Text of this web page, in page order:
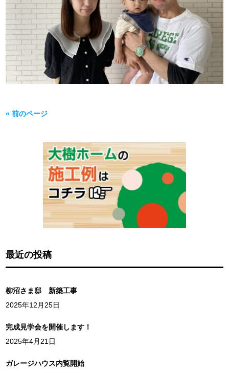
« 前のページ
最近の投稿
柳沼さま邸 新築工事
2025年12月25日
完成見学会を開催します！
2025年4月21日
ガレージハウス内覧開始